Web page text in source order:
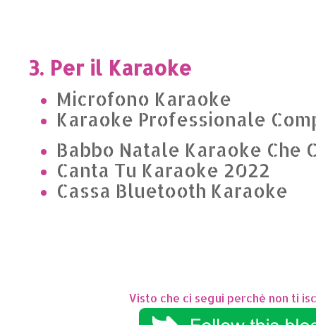
3. Per il Karaoke
Microfono Karaoke
Karaoke Professionale
Babbo Natale Karaoke Che
Canta Tu Karaoke 2022
Cassa Bluetooth Karaoke
Visto che ci segui perchè non ti